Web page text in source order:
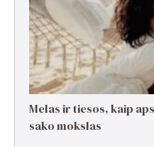
Melas ir tiesos, kaip
sako mokslas